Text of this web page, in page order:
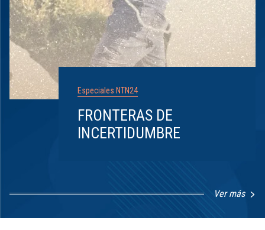
Especiales NTN24
FRONTERAS DE
INCERTIDUMBRE
Ver más
1